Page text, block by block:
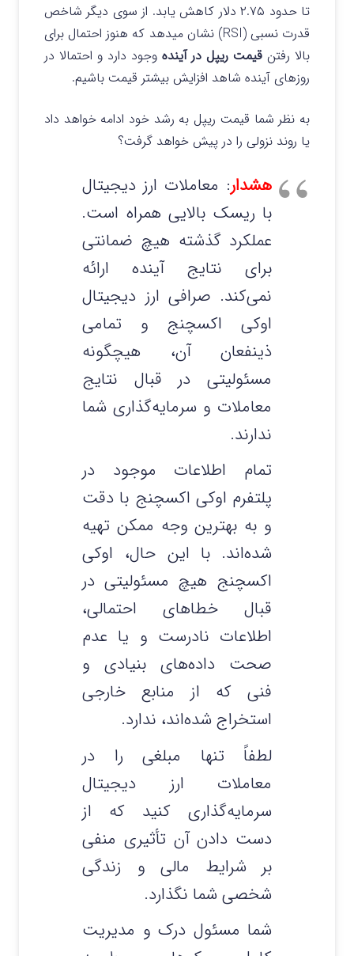
تا حدود ۲.۷۵ دلار کاهش یابد. از سوی دیگر شاخص
قدرت نسبی (RSI) نشان میدهد که هنوز احتمال برای
بالا رفتن قیمت ریپل در آینده وجود دارد و احتمالا در
روزهای آینده شاهد افزایش بیشتر قیمت باشیم.
به نظر شما قیمت ریپل به رشد خود ادامه خواهد داد
یا روند نزولی را در پیش خواهد گرفت؟
هشدار: معاملات ارز دیجیتال
با ریسک بالایی همراه است.
عملکرد گذشته هیچ ضمانتی
برای نتایج آینده ارائه
نمی‌کند. صرافی ارز دیجیتال
اوکی اکسچنج و تمامی
ذینفعان آن، هیچگونه
مسئولیتی در قبال نتایج
معاملات و سرمایه‌گذاری شما
ندارند.
تمام اطلاعات موجود در
پلتفرم اوکی اکسچنج با دقت
و به بهترین وجه ممکن تهیه
شده‌اند. با این حال، اوکی
اکسچنج هیچ مسئولیتی در
قبال خطاهای احتمالی،
اطلاعات نادرست و یا عدم
صحت داده‌های بنیادی و
فنی که از منابع خارجی
استخراج شده‌اند، ندارد.
لطفاً تنها مبلغی را در
معاملات ارز دیجیتال
سرمایه‌گذاری کنید که از
دست دادن آن تأثیری منفی
بر شرایط مالی و زندگی
شخصی شما نگذارد.
شما مسئول درک و مدیریت